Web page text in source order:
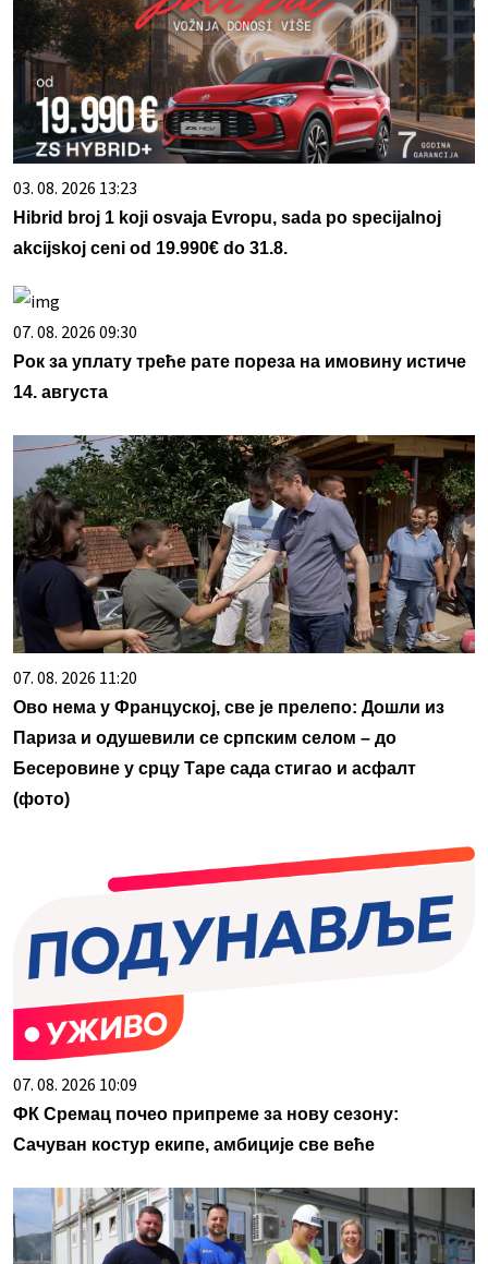
03. 08. 2026 13:23
Hibrid broj 1 koji osvaja Evropu, sada po specijalnoj
akcijskoj ceni od 19.990€ do 31.8.
07. 08. 2026 09:30
Рок за уплату треће рате пореза на имовину истиче
14. августа
07. 08. 2026 11:20
Ово нема у Француској, све је прелепо: Дошли из
Париза и одушевили се српским селом – до
Бесеровине у срцу Таре сада стигао и асфалт
(фото)
07. 08. 2026 10:09
ФК Сремац почео припреме за нову сезону:
Сачуван костур екипе, амбиције све веће